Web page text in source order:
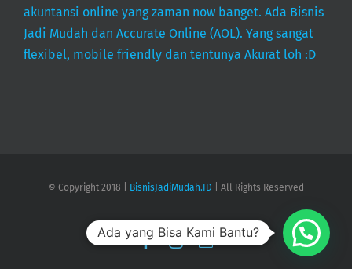
akuntansi online yang zaman now banget. Ada Bisnis
Jadi Mudah dan Accurate Online (AOL). Yang sangat
flexibel, mobile friendly dan tentunya Akurat loh :D
© Copyright 2018 | BisnisJadiMudah.ID | All Rights Reserved
FacebookInstagram
Email
Ada yang Bisa Kami Bantu?